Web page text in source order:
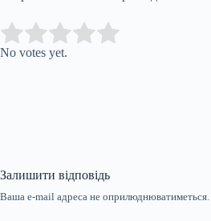
Rate this item:
No votes yet.
Залишити відповідь
Ваша e-mail адреса не оприлюднюватиметься.